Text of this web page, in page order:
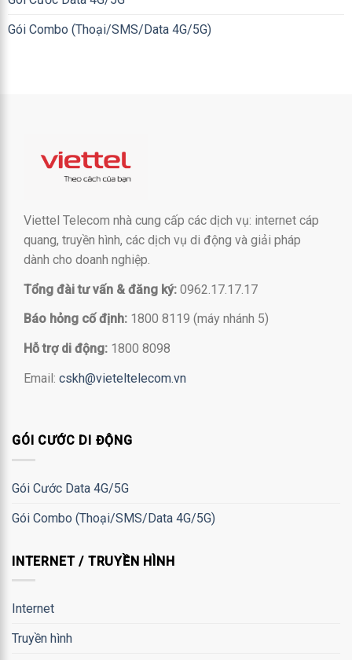
Gói Combo (Thoại/SMS/Data 4G/5G)
Viettel Telecom nhà cung cấp các dịch vụ: internet cáp
quang, truyền hình, các dịch vụ di động và giải pháp
dành cho doanh nghiệp.
Tổng đài tư vấn & đăng ký: 0962.17.17.17
Báo hỏng cố định: 1800 8119 (máy nhánh 5)
Hỗ trợ di động: 1800 8098
Email: cskh@vieteltelecom.vn
GÓI CƯỚC DI ĐỘNG
Gói Cước Data 4G/5G
Gói Combo (Thoại/SMS/Data 4G/5G)
INTERNET / TRUYỀN HÌNH
Internet
Truyền hình